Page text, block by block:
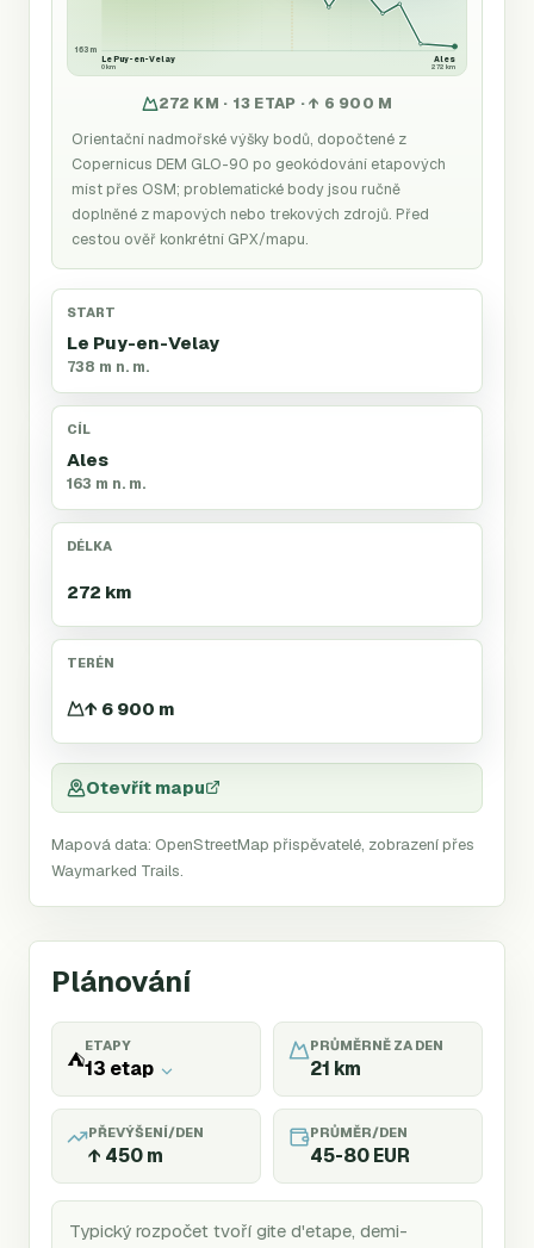
163 m
Le Puy-en-Velay
0 km
Ales
272 km
272 KM · 13 ETAP · ↑ 6 900 M
Orientační nadmořské výšky bodů, dopočtené z
Copernicus DEM GLO-90 po geokódování etapových
míst přes OSM; problematické body jsou ručně
doplněné z mapových nebo trekových zdrojů. Před
cestou ověř konkrétní GPX/mapu.
START
Le Puy-en-Velay
738 m n. m.
CÍL
Ales
163 m n. m.
DÉLKA
272 km
TERÉN
↑ 6 900 m
Otevřít mapu
Mapová data: OpenStreetMap přispěvatelé, zobrazení přes
Waymarked Trails.
Plánování
⛺
ETAPY
13 etap
PRŮMĚRNĚ ZA DEN
21 km
PŘEVÝŠENÍ/DEN
↑ 450 m
PRŮMĚR/DEN
45-80 EUR
Typický rozpočet tvoří gite d'etape, demi-